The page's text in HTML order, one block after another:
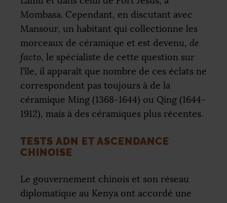
Mombasa. Cependant, en discutant avec
Mansour, un habitant qui collectionne les
morceaux de céramique et est devenu, de
facto, le spécialiste de cette question sur
l’île, il apparaît que nombre de ces éclats ne
correspondent pas toujours à de la
céramique Ming (1368-1644) ou Qing (1644-
1912), mais à des céramiques plus récentes.
TESTS ADN ET ASCENDANCE
CHINOISE
Le gouvernement chinois et son réseau
diplomatique au Kenya ont accordé une